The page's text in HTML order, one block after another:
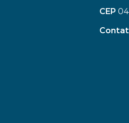
CEP